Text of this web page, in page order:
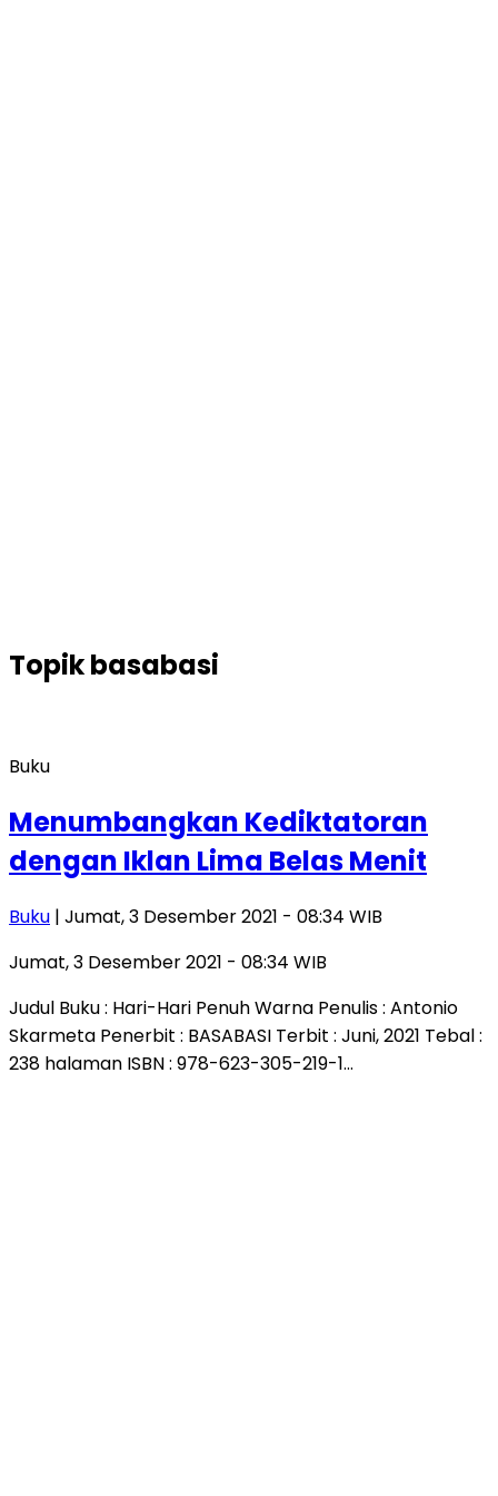
Topikbasabasi
Buku
Menumbangkan Kediktatoran
dengan Iklan Lima Belas Menit
Buku | Jumat, 3 Desember 2021 - 08:34 WIB
Jumat, 3 Desember 2021 - 08:34 WIB
Judul Buku : Hari-Hari Penuh Warna Penulis : Antonio
Skarmeta Penerbit : BASABASI Terbit : Juni, 2021 Tebal :
238 halaman ISBN : 978-623-305-219-1…